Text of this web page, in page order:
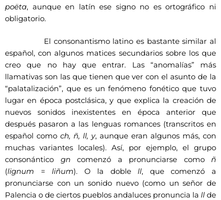
poëta, aunque en latín ese signo no es ortográfico ni
obligatorio.
El consonantismo latino es bastante similar al
español, con algunos matices secundarios sobre los que
creo que no hay que entrar. Las “anomalías” más
llamativas son las que tienen que ver con el asunto de la
“palatalización”, que es un fenómeno fonético que tuvo
lugar en época postclásica, y que explica la creación de
nuevos sonidos inexistentes en época anterior que
después pasaron a las lenguas romances (transcritos en
español como ch, ñ, ll, y, aunque eran algunos más, con
muchas variantes locales). Así, por ejemplo, el grupo
consonántico gn comenzó a pronunciarse como ñ
(lignum =liñum). O la doblell, que comenzó a
pronunciarse con un sonido nuevo (como un señor de
Palencia o de ciertos pueblos andaluces pronuncia la ll de